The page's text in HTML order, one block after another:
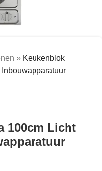
» Keukenblok
100cm Licht